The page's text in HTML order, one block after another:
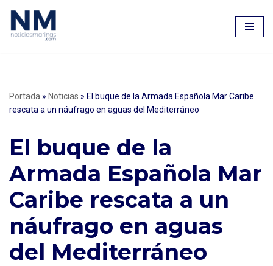
Saltar
Portada » Noticias » El buque de la Armada Española Mar Caribe
rescata a un náufrago en aguas del Mediterráneo
El buque de la
Armada Española Mar
Caribe rescata a un
náufrago en aguas
del Mediterráneo